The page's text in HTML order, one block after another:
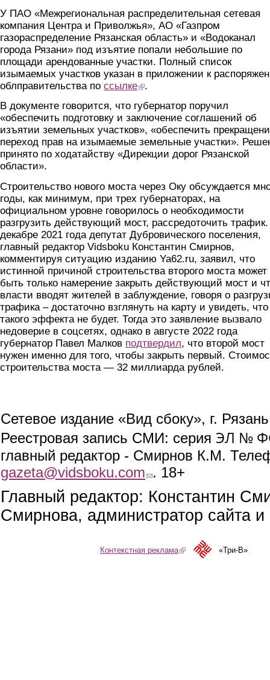
У ПАО «Межрегиональная распределительная сетевая
компания Центра и Приволжья», АО «Газпром
газораспределение Рязанская область» и «Водоканал
города Рязани» под изъятие попали небольшие по
площади арендованные участки. Полный список
изымаемых участков указан в приложении к
облправительства по ссылке(link is external)
.
В документе говорится, что губернатор поручил
«обеспечить подготовку и заключение соглашений об
изъятии земельных участков», «обеспечить
переход прав на изымаемые земельные участки».
принято по ходатайству «Дирекции дорог Рязанской
области».
Строительство нового моста через Оку обсуждается
годы, как минимум, при трех губернаторах, на
официальном уровне говорилось о необходимости
разгрузить действующий мост, рассредоточить
декабре 2021 года депутат Дубровического поселения,
главный редактор Vidsboku Константин Смирнов,
комментируя ситуацию изданию Ya62.ru, заявил, что
истинной причиной строительства второго моста может
быть только намерение закрыть действующий мост и
власти вводят жителей в заблуждение, говоря о
трафика – достаточно взглянуть на карту и увидеть, что
такого эффекта не будет. Тогда это заявление вызвало
недоверие в соцсетях, однако в августе 2022 года
губернатор Павел Малков подтвердил, что второй мост
нужен именно для того, чтобы закрыть первый.
строительства моста — 32 миллиарда рублей.
Сетевое издание «Вид сбоку», г.
Реестровая запись СМИ: серия ЭЛ №
главный редактор - Смирнов К.М.
gazeta@vidsboku.com (link sends e-mail)
. 18+
Главный редактор: Константин
Смирнова, администратор сайта
Контекстная реклама(link is external)«Три-В»